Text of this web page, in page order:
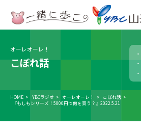
ラジオ
Radio
ニュース
オーレオーレ！
こぼれ話
HOME > YBCラジオ > オーレオーレ！ > こぼれ話 >
『もしもシリーズ！5000円で何を買う？』2022.5.21